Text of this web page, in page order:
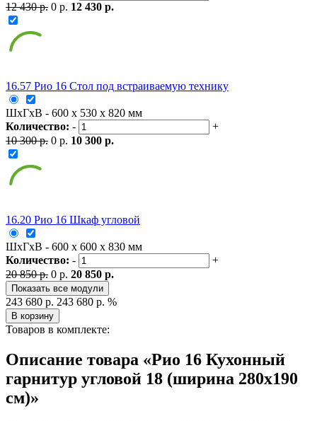
12 430 р. 0 р. 12 430 р.
16.57 Рио 16 Стол под встраиваемую технику
ШxГxВ - 600 x 530 x 820 мм
Количество: -
+
10 300 р. 0 р. 10 300 р.
16.20 Рио 16 Шкаф угловой
ШxГxВ - 600 x 600 x 830 мм
Количество: -
+
20 850 р. 0 р. 20 850 р.
Показать все модули
243 680 р. 243 680 р. %
В корзину
Товаров в комплекте:
Описание товара «Рио 16 Кухонный
гарнитур угловой 18 (ширина 280x190
см)»